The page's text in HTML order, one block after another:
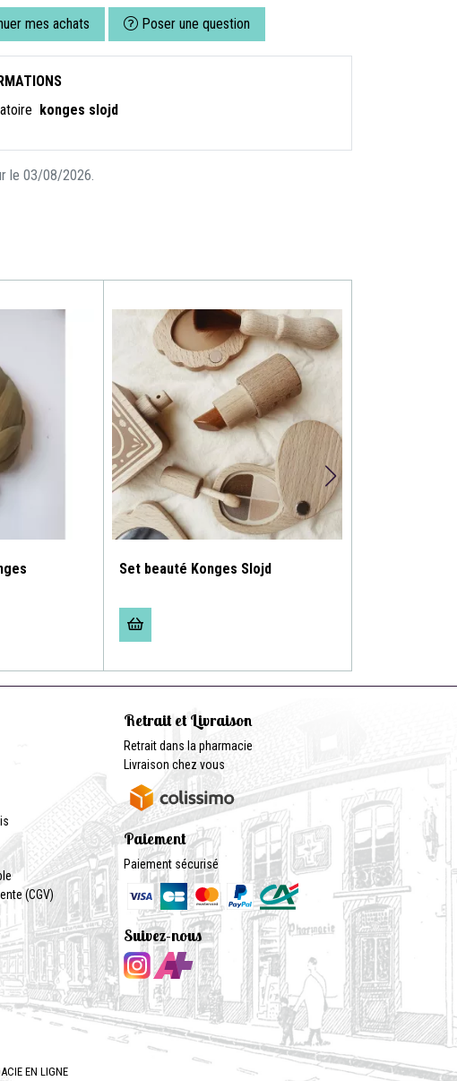
mes achats Poser une question
konges slojd
le 03/08/2026.
Set beauté Konges Slojd
(CGV)
Retrait et Livraison
Retrait dans la pharmacie
Livraison chez vous
Paiement
Paiement sécurisé
Suivez-nous
EN LIGNE